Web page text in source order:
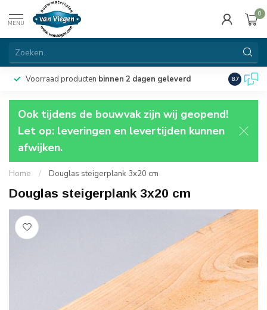
MENU
0
Voorraad producten binnen 2 dagen geleverd 8.7
Ook tijdens de bouwvak zijn wij geopend!
Let op: leveringen en levertijden kunnen
afwijken.
Home / Douglas steigerplank 3x20 cm
Douglas steigerplank 3x20 cm